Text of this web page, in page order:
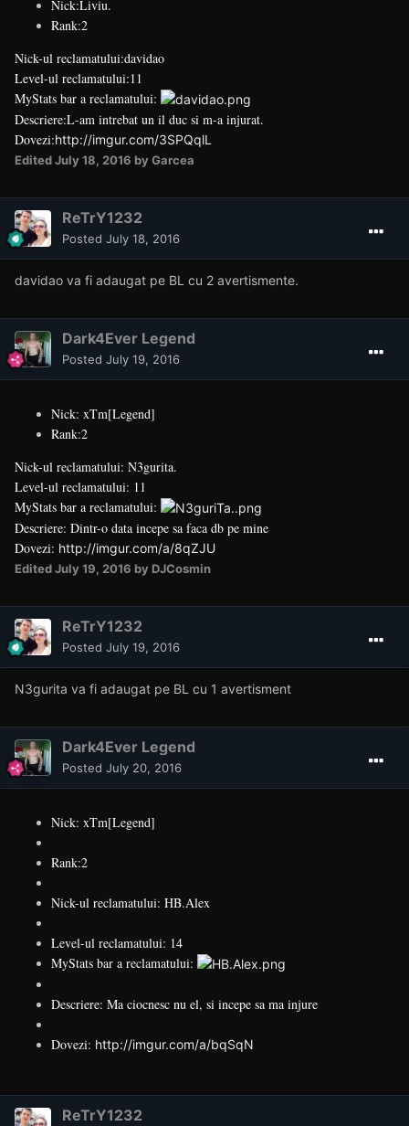
Nick:Liviu.
Rank:2
Nick-ul reclamatului:davidao
Level-ul reclamatului:11
MyStats bar a reclamatului:
Descriere:L-am intrebat un il duc si m-a injurat.
Dovezi:http://imgur.com/3SPQqlL
EditedJuly 18, 2016 by Garcea
ReTrY1232
Posted July 18, 2016
davidao va fi adaugat pe BL cu 2 avertismente.
Dark4Ever Legend
Posted July 19, 2016
Nick: xTm[Legend]
Rank:2
Nick-ul reclamatului: N3gurita.
Level-ul reclamatului: 11
MyStats bar a reclamatului:
Descriere: Dintr-o data incepe sa faca db pe mine
Dovezi: http://imgur.com/a/8qZJU
EditedJuly 19, 2016 by DJCosmin
ReTrY1232
Posted July 19, 2016
N3gurita va fi adaugat pe BL cu 1 avertisment
Dark4Ever Legend
Posted July 20, 2016
Nick: xTm[Legend]
Rank:2
Nick-ul reclamatului: HB.Alex
Level-ul reclamatului: 14
MyStats bar a reclamatului:
Descriere: Ma ciocnesc nu el, si incepe sa ma injure
Dovezi: http://imgur.com/a/bqSqN
ReTrY1232